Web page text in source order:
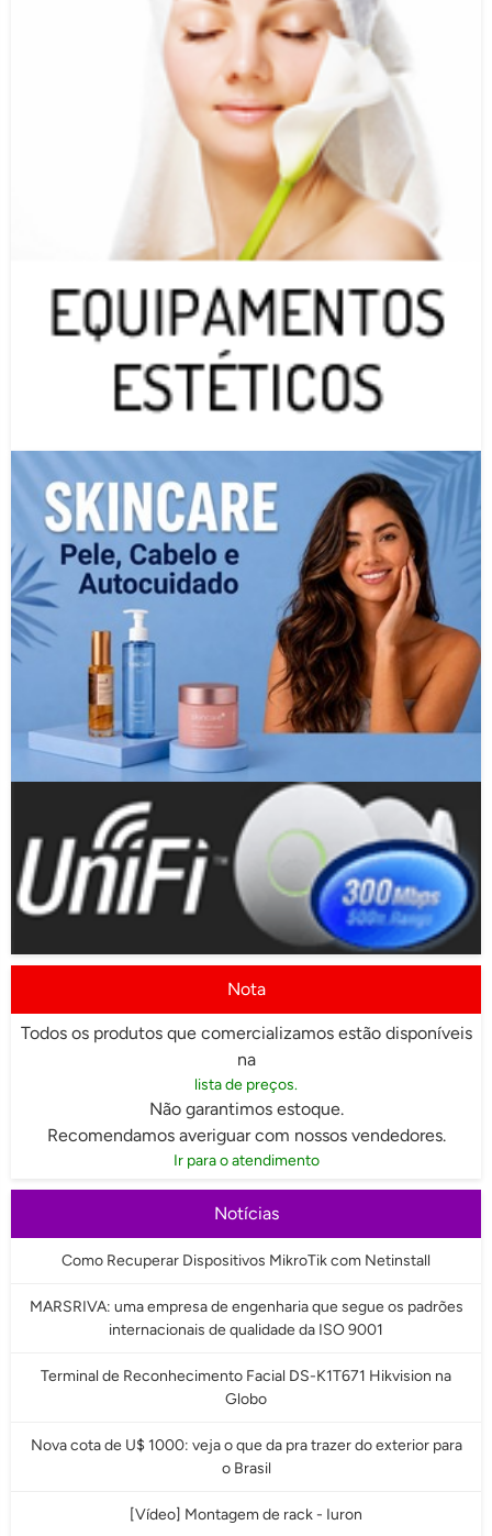
Nota
Todos os produtos que comercializamos estão disponíveis
na
lista de preços.
Não garantimos estoque.
Recomendamos averiguar com nossos vendedores.
Ir para o atendimento
Notícias
Como Recuperar Dispositivos MikroTik com Netinstall
MARSRIVA: uma empresa de engenharia que segue os padrões
internacionais de qualidade da ISO 9001
Terminal de Reconhecimento Facial DS-K1T671 Hikvision na
Globo
Nova cota de U$ 1000: veja o que da pra trazer do exterior para
o Brasil
[Vídeo] Montagem de rack - Iuron